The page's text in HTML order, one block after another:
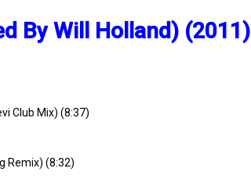
By Will Holland) (2011)
Club Mix) (8:37)
Remix) (8:32)